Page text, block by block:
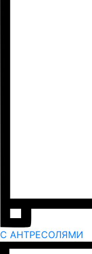
С АНТРЕСОЛЯМИ